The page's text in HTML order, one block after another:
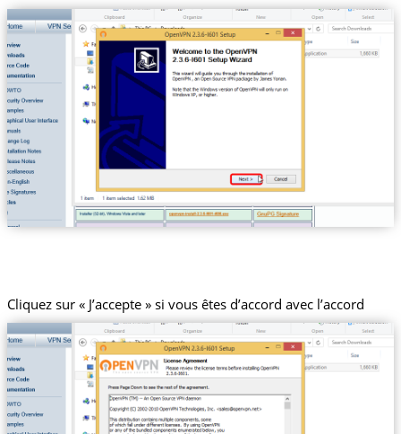
Cliquez sur « J’accepte » si vous êtes d’accord avec l’accord